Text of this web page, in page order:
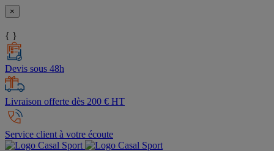
×
{ }
Devis sous 48h
Livraison offerte dès 200 € HT
Service client à votre écoute